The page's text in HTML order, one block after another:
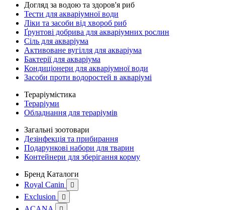
Догляд за водою та здоров'я риб
Тести для акваріумної води
Ліки та засоби від хвороб риб
Ґрунтові добрива для акваріумних рослин
Сіль для акваріума
Активоване вугілля для акваріума
Бактерії для акваріума
Кондиціонери для акваріумної води
Засоби проти водоростей в акваріумі
Тераріумістика
Тераріуми
Обладнання для тераріумів
Загальні зоотовари
Дезінфекція та прибирання
Подарункові набори для тварин
Контейнери для зберігання корму
Бренд Каталоги
Royal Canin

Exclusion 